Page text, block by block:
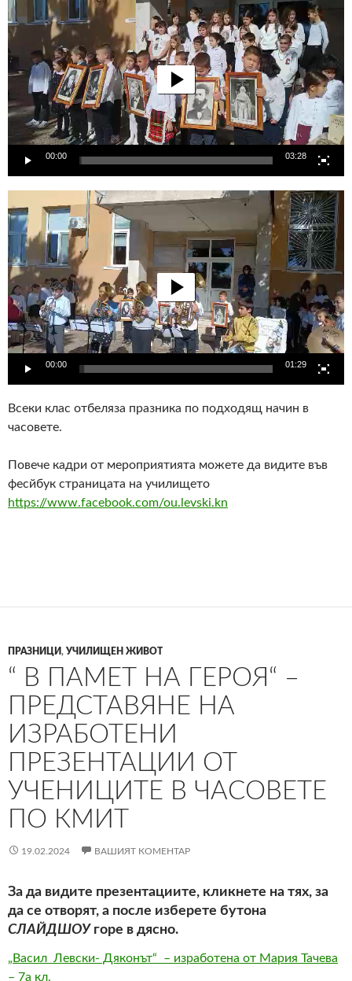
00:00 03:28
00:00 01:29
Всеки клас отбеляза празника по подходящ начин в
часовете.
Повече кадри от мероприятията можете да видите във
фесйбук страницата на училището
https://www.facebook.com/ou.levski.kn
ПРАЗНИЦИ, УЧИЛИЩЕН ЖИВОТ
“ В ПАМЕТ НА ГЕРОЯ“ –
ПРЕДСТАВЯНЕ НА
ИЗРАБОТЕНИ
ПРЕЗЕНТАЦИИ ОТ
УЧЕНИЦИТЕ В ЧАСОВЕТЕ
ПО КМИТ
19.02.2024 ВАШИЯТ КОМЕНТАР
За да видите презентациите, кликнете на тях, за
да се отворят, а после изберете бутона
СЛАЙДШОУ горе в дясно.
„Васил Левски- Дяконът“ – изработена от Мария Тачева
– 7а кл.